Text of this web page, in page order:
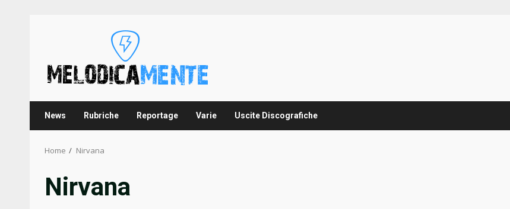
News Rubriche Reportage Varie Uscite Discografiche
Home Nirvana
Nirvana